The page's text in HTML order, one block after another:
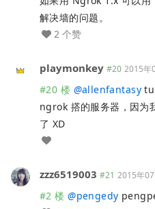
解决墙的问题。
2 个赞
playmonkey #20 2015年
#20 楼 @allenfantasy
ngrok 搭的服务器，因为
了 XD
zzz6519003 #21 2015年
#2 楼 @pengedy